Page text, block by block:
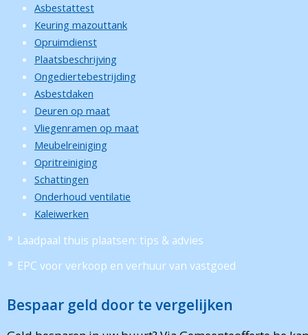
Asbestattest
Keuring mazouttank
Opruimdienst
Plaatsbeschrijving
Ongediertebestrijding
Asbestdaken
Deuren op maat
Vliegenramen op maat
Meubelreiniging
Opritreiniging
Schattingen
Onderhoud ventilatie
Kaleiwerken
Laadpaal thuis plaatsen: tips & advies
EPC voor verkoop en verhuur van vastgoed
Bespaar geld door te vergelijken